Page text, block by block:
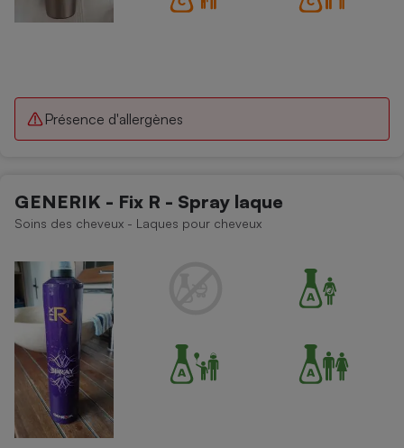
Présence d'allergènes
GENERIK - Fix R - Spray laque
Soins des cheveux - Laques pour cheveux